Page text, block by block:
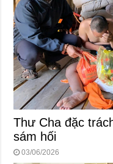
Thư Cha đặc
sám hối
03/06/2026